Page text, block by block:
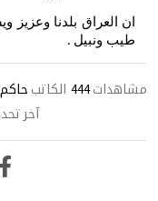
ان العراق بلدنا
طيب ونبيل .
مشاهدات 444 الكاتب
آخر